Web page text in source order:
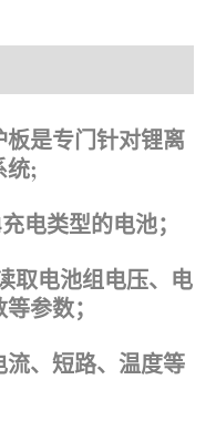
板是专门针对锂离
统;
充电类型的电池；
取电池组电压、电
参数；
、短路、温度等